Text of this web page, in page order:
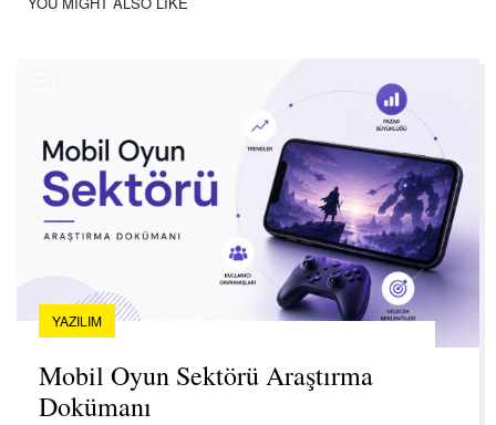
YAZILIM
Mobil Oyun Sektörü Araştırma
Dokümanı